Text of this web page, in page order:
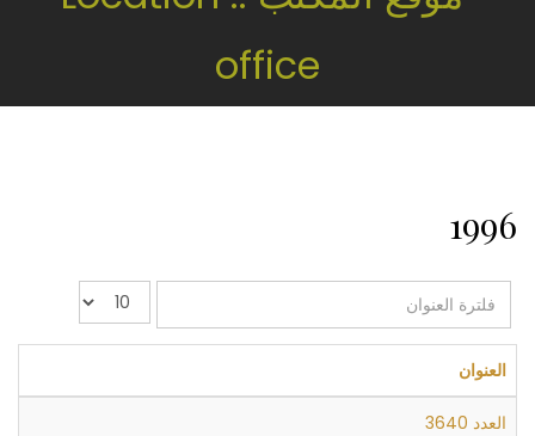
office
1996
فلترة
العنوان
عدد
الإظهارات:
العنوان
العدد 3640